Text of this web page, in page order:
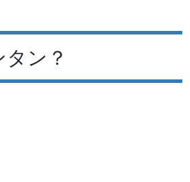
ン？